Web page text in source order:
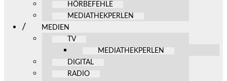
HÖRBEFEHLE
MEDIATHEKPERLEN
MEDIEN
TV
MEDIATHEKPERLEN
DIGITAL
RADIO